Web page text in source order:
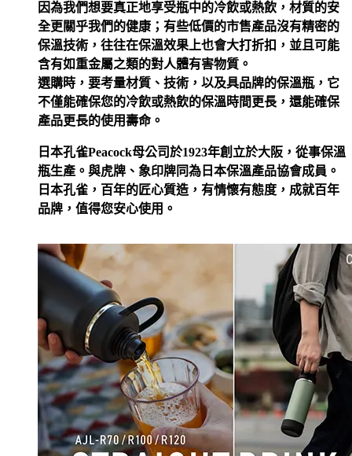
因為我們想要真正地享受瓶中的冷飲或熱飲，材質的安
全更關乎我們的健康；有些低價的市售產品沒有精密的
保溫技術，往往在保溫效果上也會大打折扣，並且可能
含有如重金屬之類的對人體有害物質。
選購時，要考量材質、技術，以及具品牌的保溫瓶，它
不僅能確保您的冷飲或熱飲的保溫時間更長，還能確保
產品更長的使用壽命。
日本孔雀Peacock母公司於1923年創立於大阪，從事保溫
瓶生產。與虎牌、象印牌同為日本保溫產品協會成員。
日本孔雀，百年的匠心質造，有情懷有態度，成就百年
品牌，值得您安心使用。